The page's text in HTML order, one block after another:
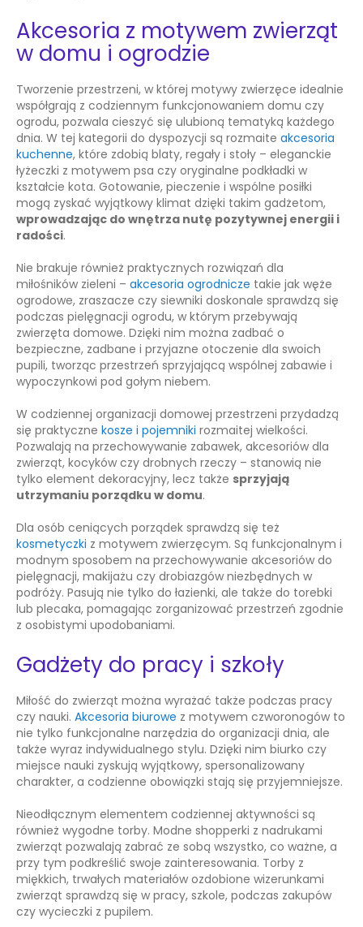
Akcesoria z motywem zwierząt
w domu i ogrodzie
Tworzenie przestrzeni, w której motywy zwierzęce idealnie
współgrają z codziennym funkcjonowaniem domu czy
ogrodu, pozwala cieszyć się ulubioną tematyką każdego
dnia. W tej kategorii do dyspozycji są rozmaite akcesoria
kuchenne, które zdobią blaty, regały i stoły – eleganckie
łyżeczki z motywem psa czy oryginalne podkładki w
kształcie kota. Gotowanie, pieczenie i wspólne posiłki
mogą zyskać wyjątkowy klimat dzięki takim gadżetom,
wprowadzając do wnętrza nutę pozytywnej energii i
radości.
Nie brakuje również praktycznych rozwiązań dla
miłośników zieleni – akcesoria ogrodnicze takie jak węże
ogrodowe, zraszacze czy siewniki doskonale sprawdzą się
podczas pielęgnacji ogrodu, w którym przebywają
zwierzęta domowe. Dzięki nim można zadbać o
bezpieczne, zadbane i przyjazne otoczenie dla swoich
pupili, tworząc przestrzeń sprzyjającą wspólnej zabawie i
wypoczynkowi pod gołym niebem.
W codziennej organizacji domowej przestrzeni przydadzą
się praktyczne kosze i pojemniki rozmaitej wielkości.
Pozwalają na przechowywanie zabawek, akcesoriów dla
zwierząt, kocyków czy drobnych rzeczy – stanowią nie
tylko element dekoracyjny, lecz także sprzyjają
utrzymaniu porządku w domu.
Dla osób ceniących porządek sprawdzą się też
kosmetyczki z motywem zwierzęcym. Są funkcjonalnym i
modnym sposobem na przechowywanie akcesoriów do
pielęgnacji, makijażu czy drobiazgów niezbędnych w
podróży. Pasują nie tylko do łazienki, ale także do torebki
lub plecaka, pomagając zorganizować przestrzeń zgodnie
z osobistymi upodobaniami.
Gadżety do pracy i szkoły
Miłość do zwierząt można wyrażać także podczas pracy
czy nauki. Akcesoria biurowe z motywem czworonogów to
nie tylko funkcjonalne narzędzia do organizacji dnia, ale
także wyraz indywidualnego stylu. Dzięki nim biurko czy
miejsce nauki zyskują wyjątkowy, spersonalizowany
charakter, a codzienne obowiązki stają się przyjemniejsze.
Nieodłącznym elementem codziennej aktywności są
również wygodne torby. Modne shopperki z nadrukami
zwierząt pozwalają zabrać ze sobą wszystko, co ważne, a
przy tym podkreślić swoje zainteresowania. Torby z
miękkich, trwałych materiałów ozdobione wizerunkami
zwierząt sprawdzą się w pracy, szkole, podczas zakupów
czy wycieczki z pupilem.